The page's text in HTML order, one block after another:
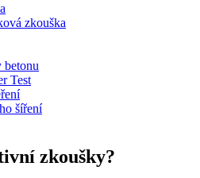
zkouška
betonu
Test
šíření
zkoušky?